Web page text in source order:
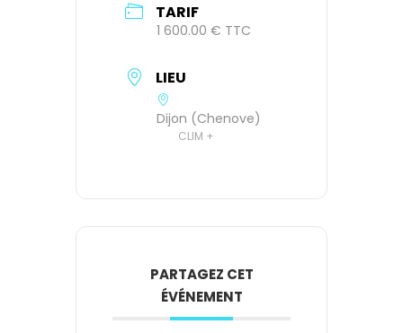
TARIF
1 600.00 € TTC
LIEU
Dijon (Chenove)
CLIM +
PARTAGEZ CET
ÉVÉNEMENT